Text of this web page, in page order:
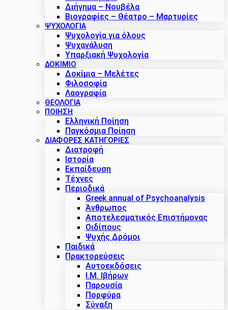
Διήγημα – Νουβέλα
Βιογραφίες – Θέατρο – Μαρτυρίες
ΨΥΧΟΛΟΓΙΑ
Ψυχολογία για όλους
Ψυχανάλυση
Υπαρξιακή Ψυχολογία
ΔΟΚΊΜΙΟ
Δοκίμια – Μελέτες
Φιλοσοφία
Λαογραφία
ΘΕΟΛΟΓΙΑ
ΠΟΙΗΣΗ
Ελληνική Ποίηση
Παγκόσμια Ποίηση
ΔΙΑΦΟΡΕΣ ΚΑΤΗΓΟΡΙΕΣ
Διατροφή
Ιστορία
Εκπαίδευση
Τέχνες
Περιοδικά
Greek annual of Psychoanalysis
Άνθρωπος
Αποτελεσματικός Επιστήμονας
Οιδίπους
Ψυχής Δρόμοι
Παιδικά
Πρακτoρεύσεις
Αυτοεκδόσεις
Ι.Μ. Ιβήρων
Παρουσία
Πορφύρα
Σύναξη